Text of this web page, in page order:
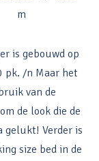
m
is gebouwd op
pk. /n Maar het
van de
de look die de
gelukt! Verder is
size bed in de